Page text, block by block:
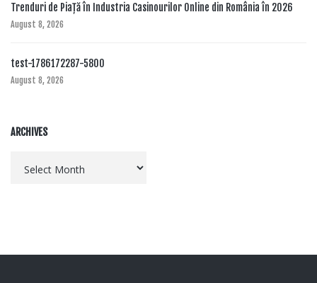
Trenduri de Piață în Industria Casinourilor Online din România în 2026
August 8, 2026
test-1786172287-5800
August 8, 2026
ARCHIVES